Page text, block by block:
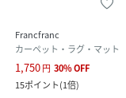
Francfranc
カーペット・ラグ・マット
1,750円 30%OFF
15ポイント(1倍)